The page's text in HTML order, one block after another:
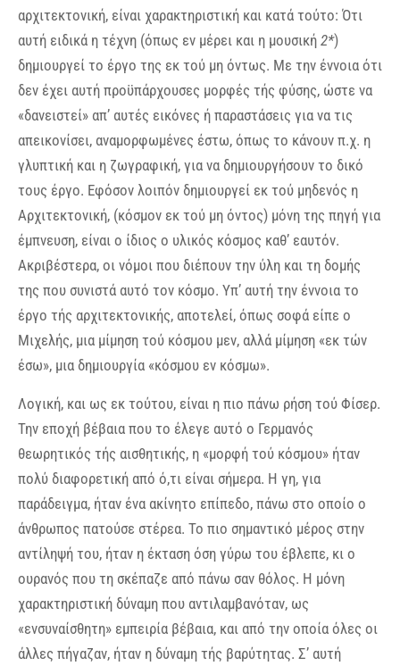
αρχιτεκτονική, είναι χαρακτηριστική και κατά τούτο: Ότι
αυτή ειδικά η τέχνη (όπως εν μέρει και η μουσική 2*)
δημιουργεί το έργο της εκ τού μη όντως. Με την έννοια ότι
δεν έχει αυτή προϋπάρχουσες μορφές τής φύσης, ώστε να
«δανειστεί» απ’ αυτές εικόνες ή παραστάσεις για να τις
απεικονίσει, αναμορφωμένες έστω, όπως το κάνουν π.χ. η
γλυπτική και η ζωγραφική, για να δημιουργήσουν το δικό
τους έργο. Εφόσον λοιπόν δημιουργεί εκ τού μηδενός η
Αρχιτεκτονική, (κόσμον εκ τού μη όντος) μόνη της πηγή για
έμπνευση, είναι ο ίδιος ο υλικός κόσμος καθ’ εαυτόν.
Ακριβέστερα, οι νόμοι που διέπουν την ύλη και τη δομής
της που συνιστά αυτό τον κόσμο. Υπ’ αυτή την έννοια το
έργο τής αρχιτεκτονικής, αποτελεί, όπως σοφά είπε ο
Μιχελής, μια μίμηση τού κόσμου μεν, αλλά μίμηση «εκ τών
έσω», μια δημιουργία «κόσμου εν κόσμω».
Λογική, και ως εκ τούτου, είναι η πιο πάνω ρήση τού Φίσερ.
Την εποχή βέβαια που το έλεγε αυτό ο Γερμανός
θεωρητικός τής αισθητικής, η «μορφή τού κόσμου» ήταν
πολύ διαφορετική από ό,τι είναι σήμερα. Η γη, για
παράδειγμα, ήταν ένα ακίνητο επίπεδο, πάνω στο οποίο ο
άνθρωπος πατούσε στέρεα. Το πιο σημαντικό μέρος στην
αντίληψή του, ήταν η έκταση όση γύρω του έβλεπε, κι ο
ουρανός που τη σκέπαζε από πάνω σαν θόλος. Η μόνη
χαρακτηριστική δύναμη που αντιλαμβανόταν, ως
«ενσυναίσθητη» εμπειρία βέβαια, και από την οποία όλες οι
άλλες πήγαζαν, ήταν η δύναμη τής βαρύτητας. Σ’ αυτή